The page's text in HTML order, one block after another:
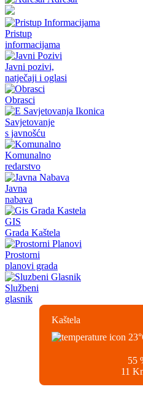
Pristup
informacijama
Javni pozivi,
natječaji i oglasi
Obrasci
Savjetovanje
s javnošću
Komunalno
redarstvo
Javna
nabava
GIS
Grada Kaštela
Prostorni
planovi grada
Službeni
glasnik
Kaštela
23
55
11